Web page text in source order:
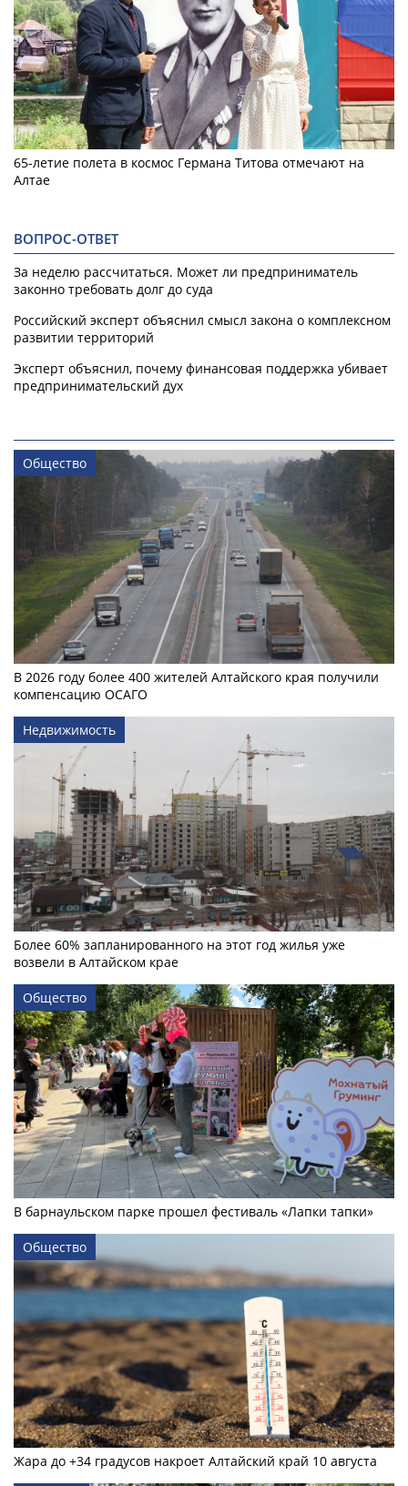
65-летие полета в космос Германа Титова отмечают на
Алтае
ВОПРОС-ОТВЕТ
За неделю рассчитаться. Может ли предприниматель
законно требовать долг до суда
Российский эксперт объяснил смысл закона о комплексном
развитии территорий
Эксперт объяснил, почему финансовая поддержка убивает
предпринимательский дух
Общество
В 2026 году более 400 жителей Алтайского края получили
компенсацию ОСАГО
Недвижимость
Более 60% запланированного на этот год жилья уже
возвели в Алтайском крае
Общество
В барнаульском парке прошел фестиваль «Лапки тапки»
Общество
Жара до +34 градусов накроет Алтайский край 10 августа